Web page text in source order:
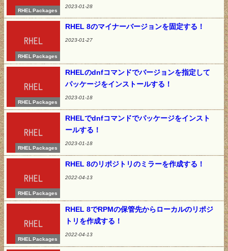
RHEL Packages
2023-01-28
RHEL Packages
RHEL 8のマイナーバージョンを固定する！
2023-01-27
RHEL Packages
RHELのdnfコマンドでバージョンを指定して
パッケージをインストールする！
2023-01-18
RHEL Packages
RHELでdnfコマンドでパッケージをインスト
ールする！
2023-01-18
RHEL Packages
RHEL 8のリポジトリのミラーを作成する！
2022-04-13
RHEL Packages
RHEL 8でRPMの保管先からローカルのリポジ
トリを作成する！
2022-04-13